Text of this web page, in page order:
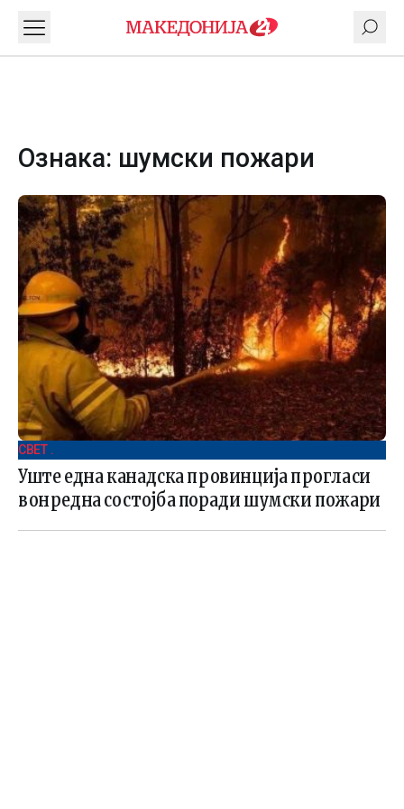
Ознака: шумски пожари
СВЕТ .
Уште една канадска провинција прогласи
вонредна состојба поради шумски пожари